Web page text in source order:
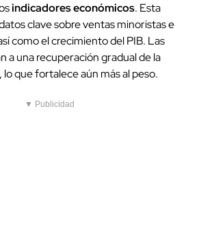
indicadores económicos. Esta
clave sobre ventas minoristas e
como el crecimiento del PIB. Las
a una recuperación gradual de la
que fortalece aún más al peso.
▼ Publicidad